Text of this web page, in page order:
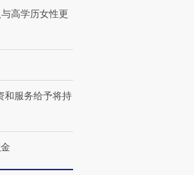
高学历女性更
和服务给予将持